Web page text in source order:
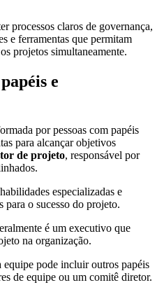
processos claros de governança,
e ferramentas que permitam
projetos simultaneamente.
e
por pessoas com papéis
para alcançar objetivos
de projeto, responsável por
especializadas e
para o sucesso do projeto.
é um executivo que
na organização.
pode incluir outros papéis
de equipe ou um comitê diretor.